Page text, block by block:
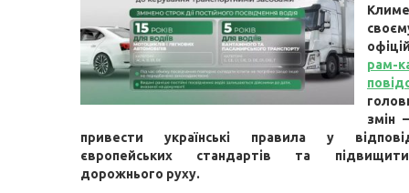
рам-
змін
привести українські правила у
європейських стандартів та
дорожнього руху.